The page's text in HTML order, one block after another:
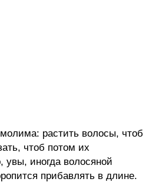
растить волосы, чтоб
чтоб потом их
увы, иногда волосяной
прибавлять в длине.